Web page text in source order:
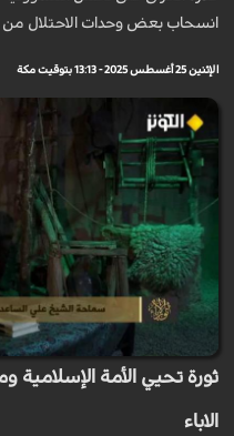
انسحاب بعض وحدات الاحتلال من
الإثنين 25 أغسطس 2025 - 13:13 بتوقيت مكة
ثورة تحيي الأمة الإسلامية
الاباء